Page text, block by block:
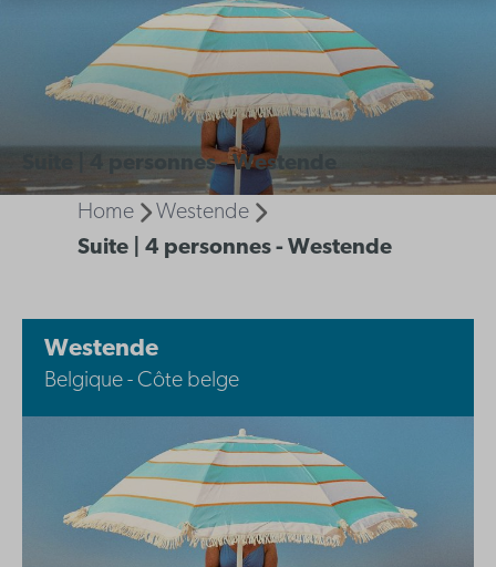
Suite | 4 personnes - Westende
Home
Westende
Suite | 4 personnes - Westende
Westende
Belgique - Côte belge